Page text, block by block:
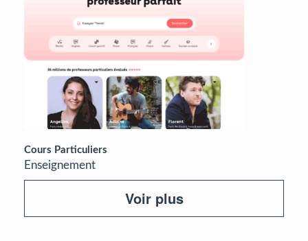
Cours Particuliers
Enseignement
Voir plus